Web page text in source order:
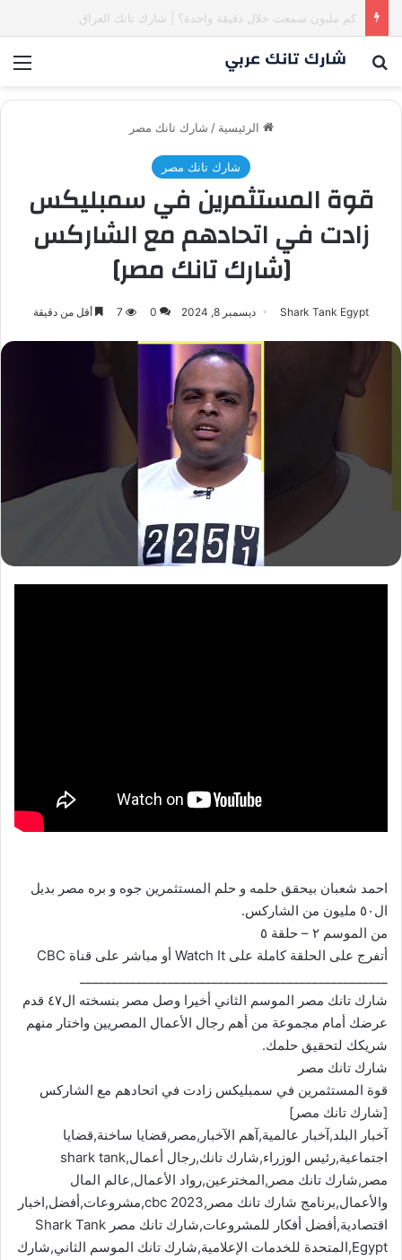
كم مليون سمعت خلال دقيقة واحدة؟ #SharkTankIraq
بحث عن
الرئيسية / شارك تانك مصر
شارك تانك مصر
قوة المستثمرين في سمبليكس
زادت في اتحادهم مع الشاركس
[شارك تانك مصر]
Shark Tank Egypt ديسمبر 8, 2024 0
7 أقل من دقيقة
احمد شعبان بيحقق حلمه و حلم المستثمرين جوه و بره مصر بديل
ال٥٠ مليون من الشاركس.
من الموسم ٢ – حلقة ٥
أتفرج على الحلقة كاملة على Watch It أو مباشر على قناة CBC
شارك تانك مصر الموسم الثاني أخيرا وصل مصر بنسخته ال٤٧ قدم
عرضك أمام مجموعة من أهم رجال الأعمال المصريين واختار منهم
شريكك لتحقيق حلمك.
شارك تانك مصر
قوة المستثمرين في سمبليكس زادت في اتحادهم مع الشاركس
[شارك تانك مصر]
آخبار البلد,آخبار عالمية,آهم الآخبار,مصر,قضايا ساخنة,قضايا
اجتماعية,رئيس الوزراء,شارك تانك,رجال أعمال,shark tank
مصر,شارك تانك مصر,المخترعين,رواد الأعمال,عالم المال
والأعمال,برنامج شارك تانك مصر,cbc 2023,مشروعات,أفضل,اخبار
اقتصادية,أفضل أفكار للمشروعات,شارك تانك مصر Shark Tank
Egypt,المتحدة للخدمات الإعلامية,شارك تانك الموسم الثاني,شارك